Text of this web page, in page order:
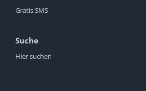
Gratis SMS
Suche
Hier suchen